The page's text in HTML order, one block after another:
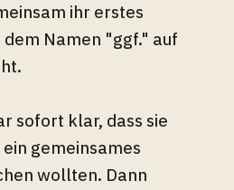
ihr erstes
Namen "ggf." auf
sofort klar, dass sie
gemeinsames
wollten. Dann